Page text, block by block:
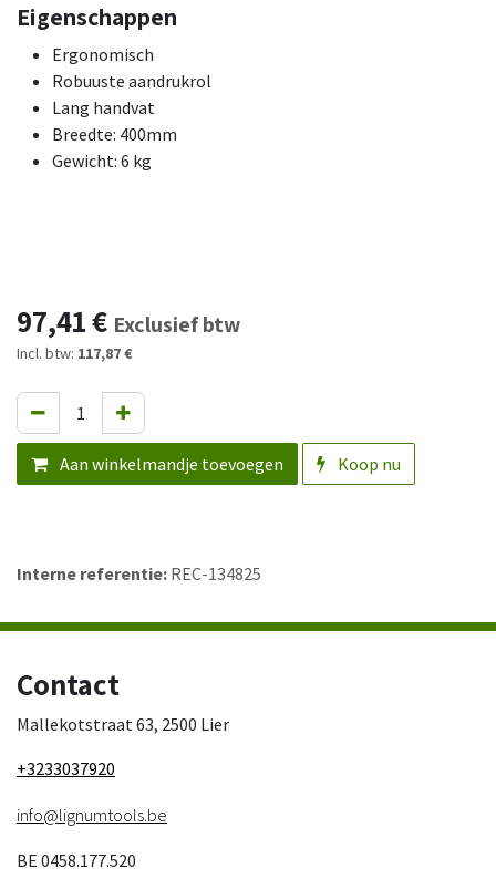
Eigenschappen
Ergonomisch
Robuuste aandrukrol
Lang handvat
Breedte: 400mm
Gewicht: 6 kg
97,41€ Exclusief btw
Incl. btw: 117,87 €
Aan winkelmandje toevoegen Koop nu
Interne referentie: REC-134825
Contact
Mallekotstraat 63, 2500 Lier
+3233037920
info@lignumtools.be
BE 0458.177.520